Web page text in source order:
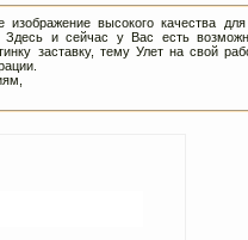
высокого качества для
и сейчас у Вас есть
заставку, тему Улет на свой